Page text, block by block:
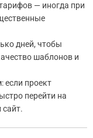
— иногда при
дней, чтобы
шаблонов и
если проект
перейти на
сайт.